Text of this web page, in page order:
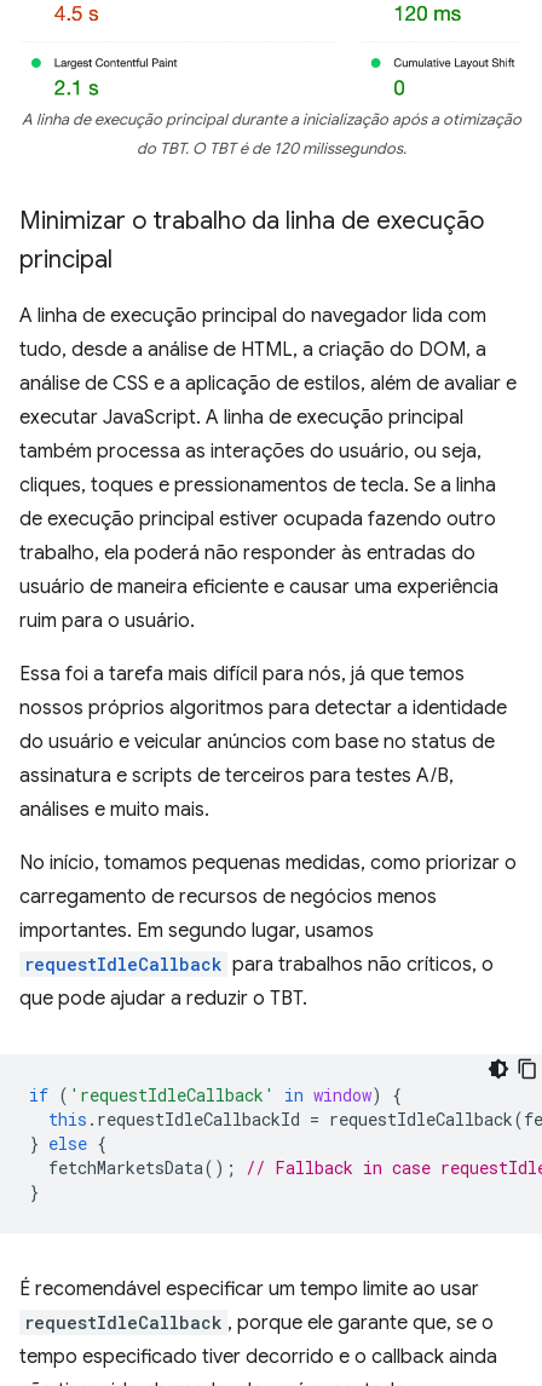
A linha de execução principal durante a inicialização após a otimização
do TBT. O TBT é de 120 milissegundos.
Minimizar o trabalho da linha de execução
principal
A linha de execução principal do navegador lida com
tudo, desde a análise de HTML, a criação do DOM, a
análise de CSS e a aplicação de estilos, além de avaliar e
executar JavaScript. A linha de execução principal
também processa as interações do usuário, ou seja,
cliques, toques e pressionamentos de tecla. Se a linha
de execução principal estiver ocupada fazendo outro
trabalho, ela poderá não responder às entradas do
usuário de maneira eficiente e causar uma experiência
ruim para o usuário.
Essa foi a tarefa mais difícil para nós, já que temos
nossos próprios algoritmos para detectar a identidade
do usuário e veicular anúncios com base no status de
assinatura e scripts de terceiros para testes A/B,
análises e muito mais.
No início, tomamos pequenas medidas, como priorizar o
carregamento de recursos de negócios menos
importantes. Em segundo lugar, usamos
requestIdleCallback para trabalhos não críticos, o
que pode ajudar a reduzir o TBT.
if ( 'requestIdleCallback' in window)
{
this . requestIdleCallbackId = requestIdleCallback(
} else {
fetchMarketsData();
// Fallback in case
}
É recomendável especificar um tempo limite ao usar
requestIdleCallback , porque ele garante que, se o
tempo especificado tiver decorrido e o callback ainda